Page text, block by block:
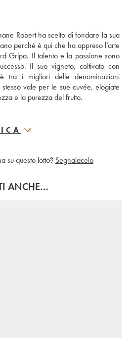
Robert ha scelto di fondare la sua
perché è qui che ha appreso l’arte
Gripa. Il talento e la passione sono
Il suo vigneto, coltivato con
tra i migliori delle denominazioni
vale per le sue cuvée, elogiate
e la purezza del frutto.
su questo lotto? Segnalacelo
ANCHE…